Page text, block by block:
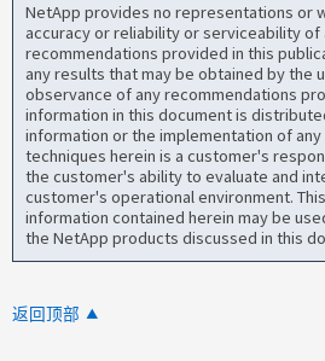
NetApp provides no representations or
accuracy or reliability or serviceability of
recommendations provided in this
any results that may be obtained by the
observance of any recommendations
information in this document is
information or the implementation of
techniques herein is a customer's
the customer's ability to evaluate and
customer's operational environment.
information contained herein may be
the NetApp products discussed in this
返回顶部